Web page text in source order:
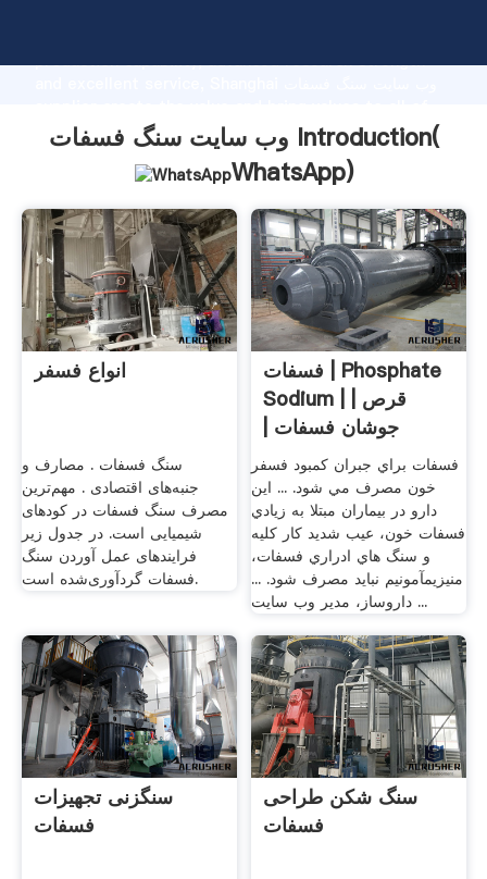
production capability, advanced research strength
customers.
وب سایت سنگ فسفات Introduction(
WhatsApp)
انواع فسفر
سنگ فسفات . مصارف و
جنبه‌های اقتصادی . مهم‌ترین
مصرف سنگ فسفات در کودهای
شیمیایی است. در جدول زیر
فرایندهای عمل آوردن سنگ
فسفات گردآوری‌شده است.
فسفات | Phosphate
Sodium | | قرص
جوشان فسفات |
دارویاب
فسفات براي جبران كمبود فسفر
خون مصرف مي شود. ... اين
دارو در بيماران مبتلا به زيادي
فسفات خون، عيب شديد كار كليه
و سنگ هاي ادراري فسفات،
منيزيمآمونيم نبايد مصرف شود. ...
داروساز، مدیر وب سایت ...
سنگزنی تجهیزات
فسفات
سنگ شکن طراحی
فسفات